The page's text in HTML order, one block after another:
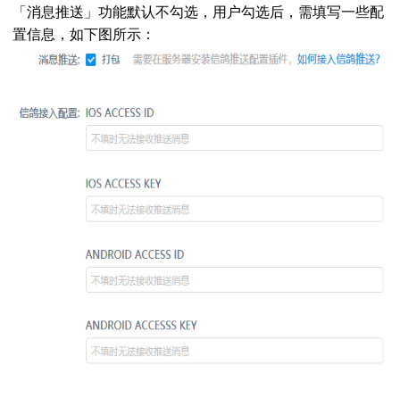
「消息推送」功能默认不勾选，用户勾选后，需填写一些配
置信息，如下图所示：